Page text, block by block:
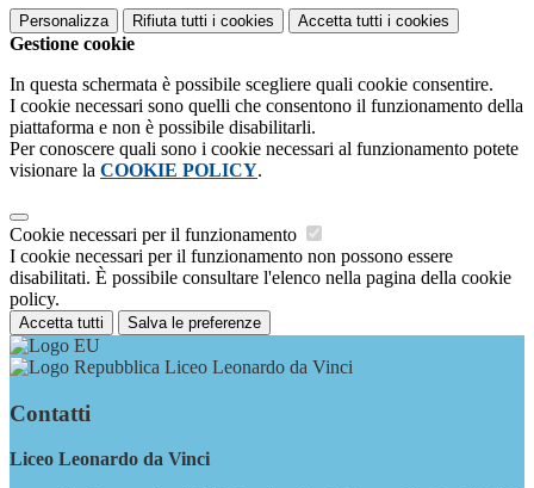
Personalizza Rifiuta tutti i cookies Accetta tutti i cookies
Gestione cookie
In questa schermata è possibile scegliere quali cookie consentire.
I cookie necessari sono quelli che consentono il funzionamento della
piattaforma e non è possibile disabilitarli.
Per conoscere quali sono i cookie necessari al funzionamento potete
visionare la COOKIE POLICY.
Cookie necessari per il funzionamento
I cookie necessari per il funzionamento non possono essere
disabilitati. È possibile consultare l'elenco nella pagina della cookie
policy.
Accetta tutti Salva le preferenze
Liceo Leonardo da Vinci
Contatti
Liceo Leonardo da Vinci